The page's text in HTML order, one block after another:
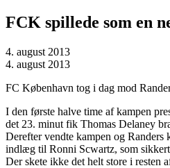
FCK spillede som en
4. august 2013
4. august 2013
FC København tog i dag mod
I den første halve time af kampen
det 23. minut fik Thomas Delaney
Derefter vendte kampen og
indlæg til Ronni Scwartz, som sikkert
Der skete ikke det helt store i resten